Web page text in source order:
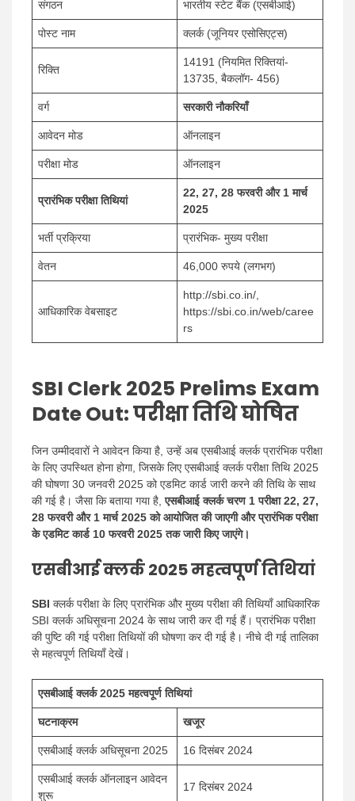
संगठन भारतीय स्टेट बैंक (एसबीआई)
पोस्ट नाम क्लर्क (जूनियर एसोसिएट्स)
रिक्ति
14191 (नियमित रिक्तियां-
13735, बैकलॉग- 456)
वर्ग सरकारी नौकरियाँ
आवेदन मोड ऑनलाइन
परीक्षा मोड ऑनलाइन
प्रारंभिक परीक्षा तिथियां
22, 27, 28 फरवरी और 1 मार्च
2025
भर्ती प्रक्रिया प्रारंभिक- मुख्य परीक्षा
वेतन 46,000 रुपये (लगभग)
आधिकारिक वेबसाइट
http://sbi.co.in/,
https://sbi.co.in/web/caree
rs
SBI Clerk 2025 Prelims Exam
Date Out: परीक्षा तिथि घोषित
जिन उम्मीदवारों ने आवेदन किया है, उन्हें अब एसबीआई क्लर्क प्रारंभिक परीक्षा
के लिए उपस्थित होना होगा, जिसके लिए एसबीआई क्लर्क परीक्षा तिथि 2025
की घोषणा 30 जनवरी 2025 को एडमिट कार्ड जारी करने की तिथि के साथ
की गई है। जैसा कि बताया गया है,एसबीआई क्लर्क चरण 1 परीक्षा 22, 27,
28 फरवरी और 1 मार्च 2025 को आयोजित की जाएगी और प्रारंभिक परीक्षा
के एडमिट कार्ड 10 फरवरी 2025 तक जारी किए जाएंगे।
एसबीआई क्लर्क 2025 महत्वपूर्ण तिथियां
SBI क्लर्क परीक्षा के लिए प्रारंभिक और मुख्य परीक्षा की तिथियाँ आधिकारिक
SBI क्लर्क अधिसूचना 2024 के साथ जारी कर दी गई हैं। प्रारंभिक परीक्षा
की पुष्टि की गई परीक्षा तिथियों की घोषणा कर दी गई है। नीचे दी गई तालिका
से महत्वपूर्ण तिथियाँ देखें।
एसबीआई क्लर्क 2025 महत्वपूर्ण तिथियां
घटनाक्रम खजूर
एसबीआई क्लर्क अधिसूचना 2025 16 दिसंबर 2024
एसबीआई क्लर्क ऑनलाइन आवेदन
शुरू
17 दिसंबर 2024